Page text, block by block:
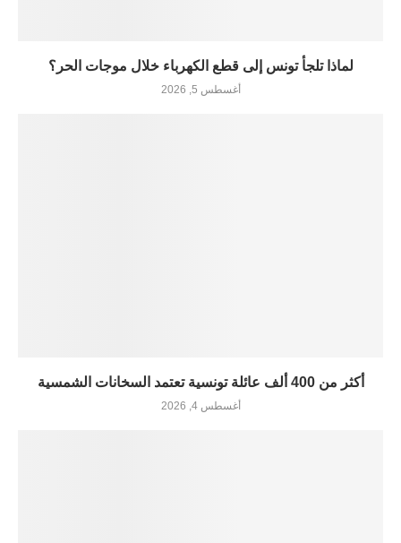
لماذا تلجأ تونس إلى قطع الكهرباء خلال موجات الحر؟
أغسطس 5, 2026
أكثر من 400 ألف عائلة تونسية تعتمد السخانات الشمسية
أغسطس 4, 2026